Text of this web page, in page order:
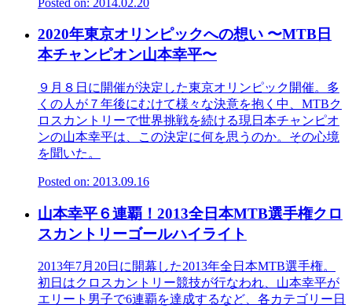
2020年東京オリンピックへの想い 〜MTB日
本チャンピオン山本幸平〜
９月８日に開催が決定した東京オリンピック開催。多
くの人が７年後にむけて様々な決意を抱く中、MTBク
ロスカントリーで世界挑戦を続ける現日本チャンピオ
ンの山本幸平は、この決定に何を思うのか。その心境
を聞いた。
Posted on: 2013.09.16
山本幸平６連覇！2013全日本MTB選手権クロ
スカントリーゴールハイライト
2013年7月20日に開幕した2013年全日本MTB選手権。
初日はクロスカントリー競技が行なわれ、山本幸平が
エリート男子で6連覇を達成するなど、各カテゴリー日